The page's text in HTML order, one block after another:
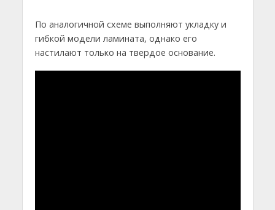
По аналогичной схеме выполняют укладку и
гибкой модели ламината, однако его
настилают только на твердое основание.